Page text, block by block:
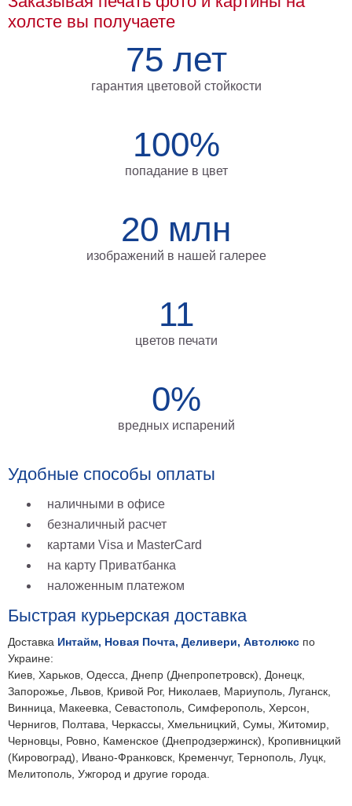
холсте вы получаете
75 лет
гарантия цветовой стойкости
100%
попадание в цвет
20 млн
изображений в нашей галерее
11
цветов печати
0%
вредных испарений
Удобные способы оплаты
наличными в офисе
безналичный расчет
картами Visa и MasterCard
на карту Приватбанка
наложенным платежом
Быстрая курьерская доставка
Доставка Интайм, Новая Почта, Деливери, Автолюкс по
Украине:
Киев, Харьков, Одесса, Днепр (Днепропетровск), Донецк,
Запорожье, Львов, Кривой Рог, Николаев, Мариуполь, Луганск,
Винница, Макеевка, Севастополь, Симферополь, Херсон,
Чернигов, Полтава, Черкассы, Хмельницкий, Сумы, Житомир,
Черновцы, Ровно, Каменское (Днепродзержинск), Кропивницкий
(Кировоград), Ивано-Франковск, Кременчуг, Тернополь, Луцк,
Мелитополь, Ужгород и другие города.